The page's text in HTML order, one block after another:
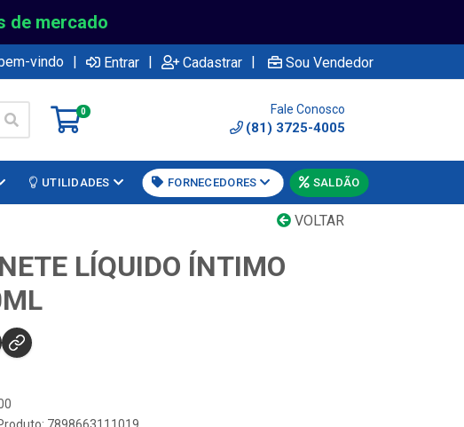
de mercado
vindo | Entrar | Cadastrar | Sou Vendedor
0 Fale Conosco
(81) 3725-4005
UTILIDADES FORNECEDORES SALDÃO
VOLTAR
LÍQUIDO ÍNTIMO